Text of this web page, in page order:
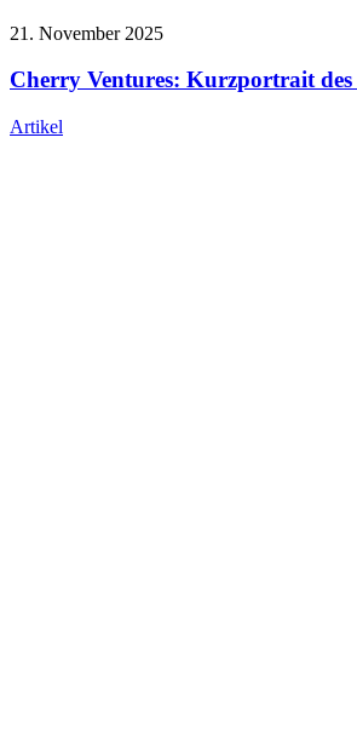
21. November 2025
Cherry Ventures: Kurzportrait
Artikel